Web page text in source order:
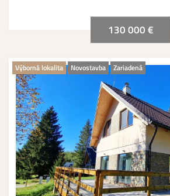
130 000 €
Výborná lokalita Novostavba Zariadená